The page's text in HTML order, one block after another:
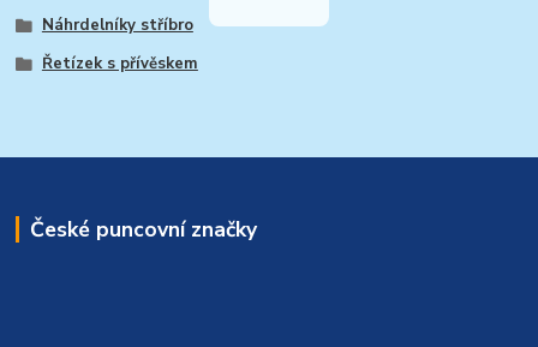
Náhrdelníky stříbro
Řetízek s přívěskem
České puncovní značky